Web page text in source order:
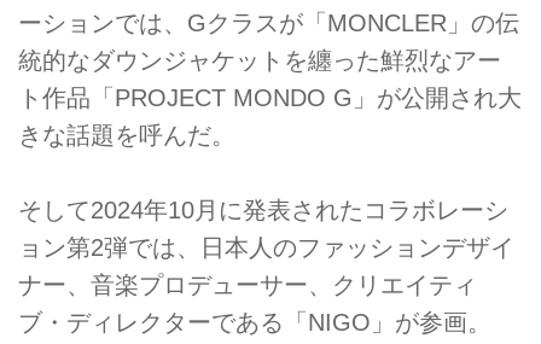
ーションでは、Gクラスが「MONCLER」の伝
統的なダウンジャケットを纏った鮮烈なアー
ト作品「PROJECT MONDO G」が公開され大
きな話題を呼んだ。
そして2024年10月に発表されたコラボレーシ
ョン第2弾では、日本人のファッションデザイ
ナー、音楽プロデューサー、クリエイティ
ブ・ディレクターである「NIGO」が参画。